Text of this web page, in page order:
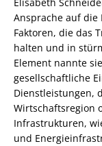
Elisabeth
Ansprache auf die
Faktoren, die das
halten und in
Element nannte
gesellschaftliche
Dienstleistungen,
Wirtschaftsregion
Infrastrukturen,
und